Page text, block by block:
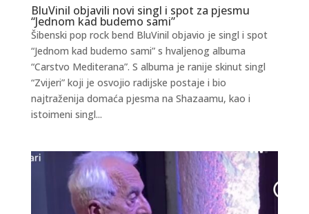
BluVinil objavili novi singl i spot za pjesmu
“Jednom kad budemo sami”
Šibenski pop rock bend BluVinil objavio je singl i spot
“Jednom kad budemo sami” s hvaljenog albuma
“Carstvo Mediterana”. S albuma je ranije skinut singl
“Zvijeri” koji je osvojio radijske postaje i bio
najtraženija domaća pjesma na Shazaamu, kao i
istoimeni singl...